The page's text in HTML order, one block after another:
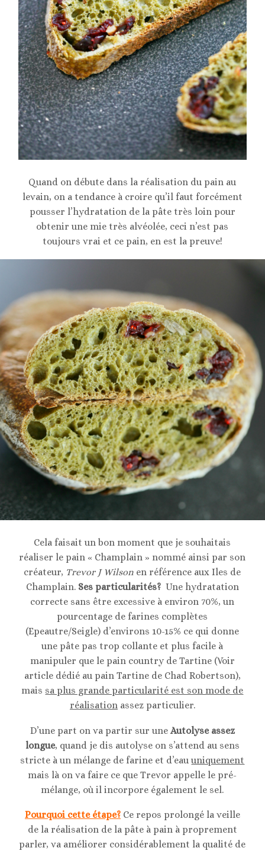
Quand on débute dans la réalisation du pain au
levain, on a tendance à croire qu’il faut forcément
pousser l’hydratation de la pâte très loin pour
obtenir une mie très alvéolée, ceci n’est pas
toujours vrai et ce pain, en est la preuve!
Cela faisait un bon moment que je souhaitais
réaliser le pain « Champlain » nommé ainsi par son
créateur, Trevor J Wilson en référence aux Iles de
Champlain. Ses particularités? Une hydratation
correcte sans être excessive à environ 70%, un
pourcentage de farines complètes
(Epeautre/Seigle) d’environs 10-15% ce qui donne
une pâte pas trop collante et plus facile à
manipuler que le pain country de Tartine (Voir
article dédié au pain Tartine de Chad Robertson),
mais sa plus grande particularité est son mode de
réalisationassez particulier.
D’une part on va partir sur une Autolyse assez
longue, quand je dis autolyse on s’attend au sens
stricte à un mélange de farine et d’eauuniquement
mais là on va faire ce que Trevor appelle le pré-
mélange, où il incorpore également le sel.
Pourquoi cette étape? Ce repos prolongé la veille
de la réalisation de la pâte à pain à proprement
parler, va améliorer considérablement la qualité de